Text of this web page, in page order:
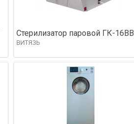
Стерилизатор паровой ГК-16ВВ
ВИТЯЗЬ